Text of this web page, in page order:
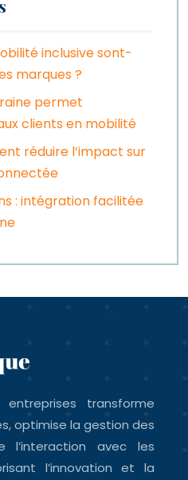
inclusive sont-
marques ?
permet
clients en mobilité
réduire l’impact sur
: intégration facilitée
transforme
optimise la gestion des
l’interaction avec les
l’innovation et la